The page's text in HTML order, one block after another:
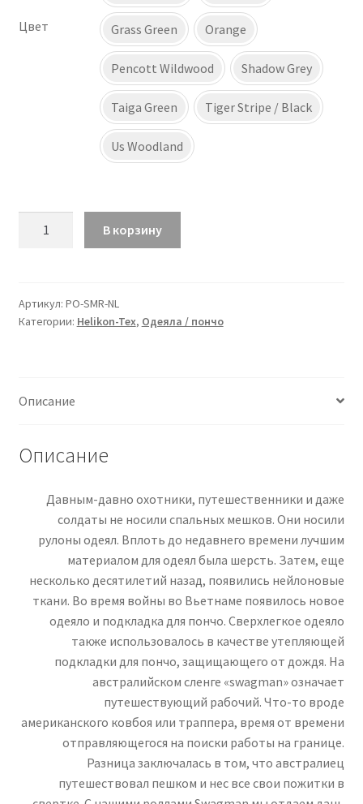
Цвет Grass Green Orange
Pencott Wildwood Shadow Grey
Taiga Green Tiger Stripe / Black
Us Woodland
SWAGMAN
ROLL
В корзину
Артикул: PO-SMR-NL
Категории: Helikon-Tex, Одеяла / пончо
Описание
Описание
Давным-давно охотники, путешественники и даже
солдаты не носили спальных мешков. Они носили
рулоны одеял. Вплоть до недавнего времени лучшим
материалом для одеял была шерсть. Затем, еще
несколько десятилетий назад, появились нейлоновые
ткани. Во время войны во Вьетнаме появилось новое
одеяло и подкладка для пончо. Сверхлегкое одеяло
также использовалось в качестве утепляющей
подкладки для пончо, защищающего от дождя. На
австралийском сленге «swagman» означает
путешествующий рабочий. Что-то вроде
американского ковбоя или траппера, время от времени
отправляющегося на поиски работы на границе.
Разница заключалась в том, что австралиец
путешествовал пешком и нес все свои пожитки в